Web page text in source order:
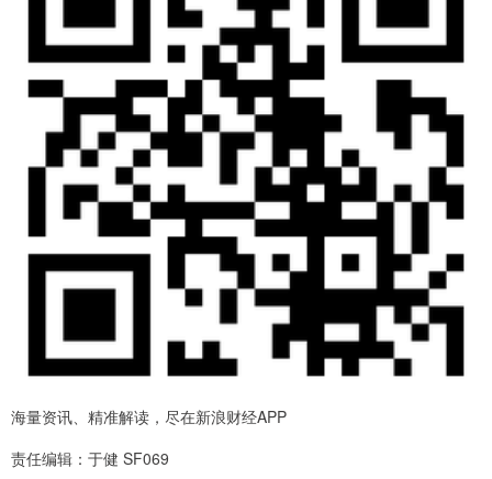
海量资讯、精准解读，尽在新浪财经APP
责任编辑：于健 SF069